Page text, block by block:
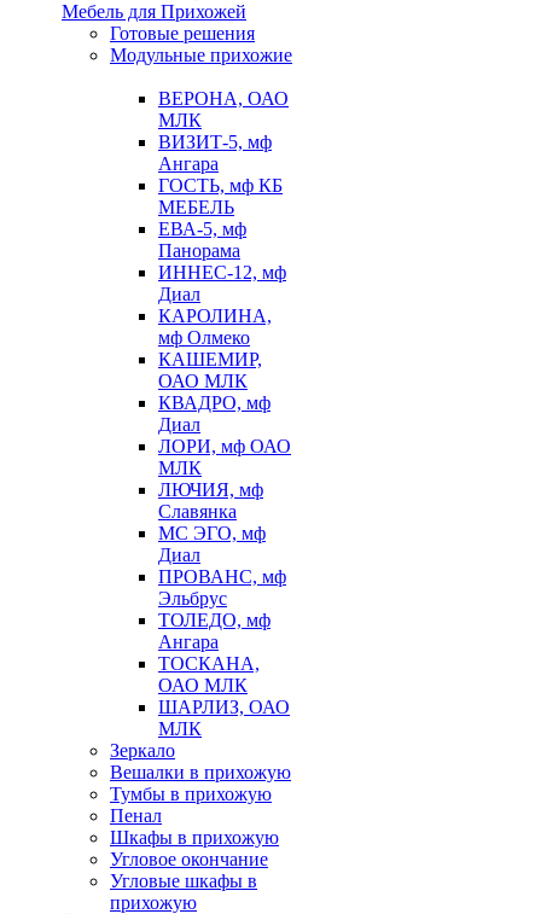
Мебель для Прихожей
Готовые решения
Модульные прихожие
ВЕРОНА, ОАО
МЛК
ВИЗИТ-5, мф
Ангара
ГОСТЬ, мф КБ
МЕБЕЛЬ
ЕВА-5, мф
Панорама
ИННЕС-12, мф
Диал
КАРОЛИНА,
мф Олмеко
КАШЕМИР,
ОАО МЛК
КВАДРО, мф
Диал
ЛОРИ, мф ОАО
МЛК
ЛЮЧИЯ, мф
Славянка
МС ЭГО, мф
Диал
ПРОВАНС, мф
Эльбрус
ТОЛЕДО, мф
Ангара
ТОСКАНА,
ОАО МЛК
ШАРЛИЗ, ОАО
МЛК
Зеркало
Вешалки в прихожую
Тумбы в прихожую
Пенал
Шкафы в прихожую
Угловое окончание
Угловые шкафы в
прихожую